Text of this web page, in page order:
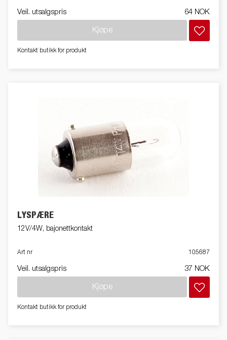
Veil. utsalgspris 64 NOK
Kjøpe
Kontakt butikk for produkt
LYSPÆRE
12V/4W, bajonettkontakt
Art nr 105687
Veil. utsalgspris 37 NOK
Kjøpe
Kontakt butikk for produkt